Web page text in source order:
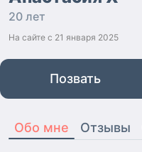
20 лет
На сайте с 21 января 2025
Позвать
Обо мне Отзывы